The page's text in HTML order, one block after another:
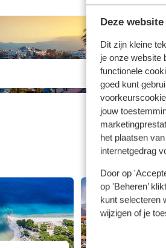
Deze
Dit zijn kleine
je onze website
functionele
goed kunt
jouw
het plaatsen
internetgedrag
Door op
op 'Beheren’
kunt selecteren
wijzigen of je